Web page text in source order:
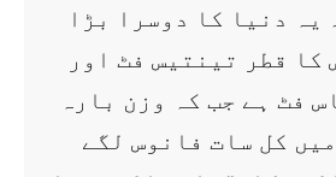
یہ دنیا کا دوسرا بڑا
کا قطر تینتیس فٹ اور
فٹ ہے جب کہ وزن بارہ
کل سات فانوس لگے